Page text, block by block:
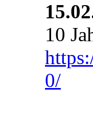
10
0/